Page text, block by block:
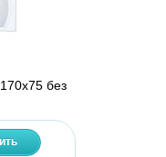
без